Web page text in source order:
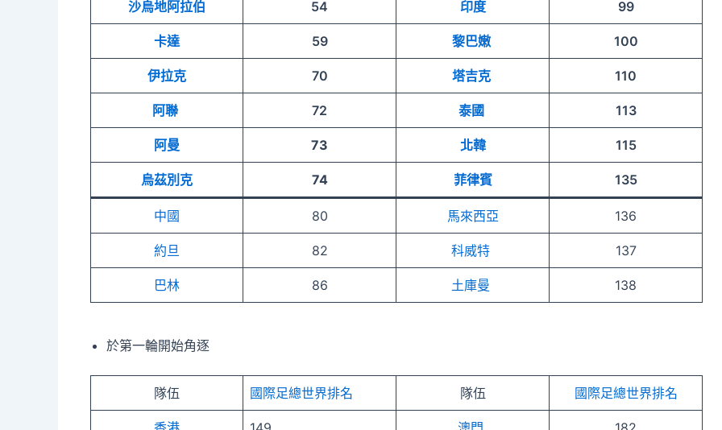
沙烏地阿拉伯 54 印度 99
卡達 59 黎巴嫩 100
伊拉克 70 塔吉克 110
阿聯 72 泰國 113
阿曼 73 北韓 115
烏茲別克 74 菲律賓 135
中國 80 馬來西亞 136
約旦 82 科威特 137
巴林 86 土庫曼 138
於第一輪開始角逐
隊伍 國際足總世界排名 隊伍 國際足總世界排名